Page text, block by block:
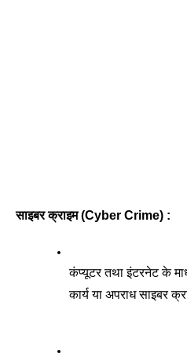
साइबर क्राइम (Cyber Crime) :
कंप्यूटर तथा इंटरनेट के
कार्य या अपराध साइबर